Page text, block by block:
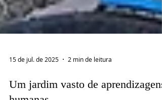
15 de jul. de 2025 2 min de leitura